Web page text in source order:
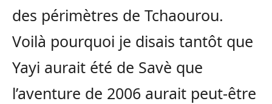
des périmètres de Tchaourou.
Voilà pourquoi je disais tantôt que
Yayi aurait été de Savè que
l’aventure de 2006 aurait peut-être